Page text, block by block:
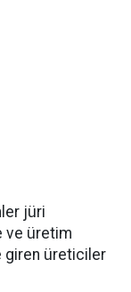
jüri
ve üretim
giren üreticiler